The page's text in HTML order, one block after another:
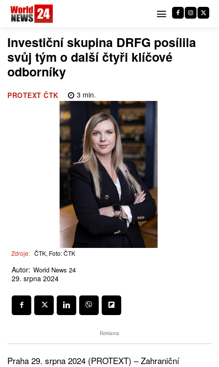
Investiční skupina DRFG posílila
svůj tým o další čtyři klíčové
odborníky
PROTEXT ČTK 3 min.
Zdroje: ČTK, Foto: ČTK
Autor: World News 24
29. srpna 2024
Reklama
Praha 29. srpna 2024 (PROTEXT) – Zahraniční